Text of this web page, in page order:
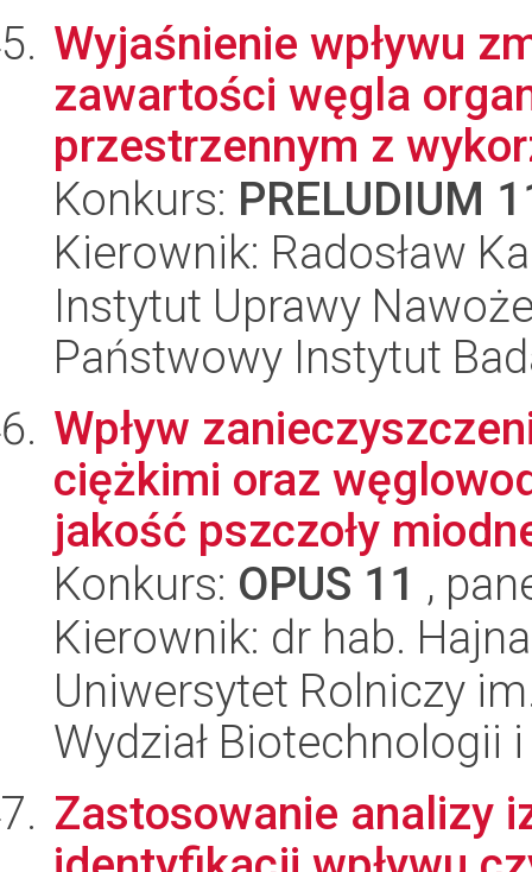
Wyjaśnienie wpływu
zawartości węgla
przestrzennym z
Konkurs: PRELUDIUM
Kierownik: Radosław
Instytut Uprawy
Państwowy Instytut
Wpływ
ciężkimi oraz
jakość pszczoły
Konkurs: OPUS 11 ,
Kierownik: dr hab.
Uniwersytet Rolniczy
Wydział Biotechnologii
Zastosowanie analizy